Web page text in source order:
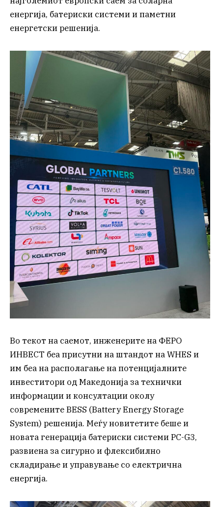
енергија, батериски системи и паметни
енергетски решенија.
Во текот на саемот, инженерите на ФЕРО
ИНВЕСТ беа присутни на штандот на WHES и
им беа на располагање на потенцијалните
инвеститори од Македонија за технички
информации и консултации околу
современите BESS (Battery Energy Storage
System) решенија. Меѓу новитетите беше и
новата генерација батериски системи PC-G3,
развиена за сигурно и флексибилно
складирање и управување со електрична
енергија.